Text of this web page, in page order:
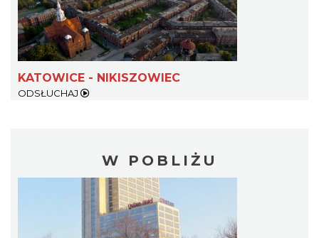
KATOWICE - NIKISZOWIEC
ODSŁUCHAJ
W POBLIŻU